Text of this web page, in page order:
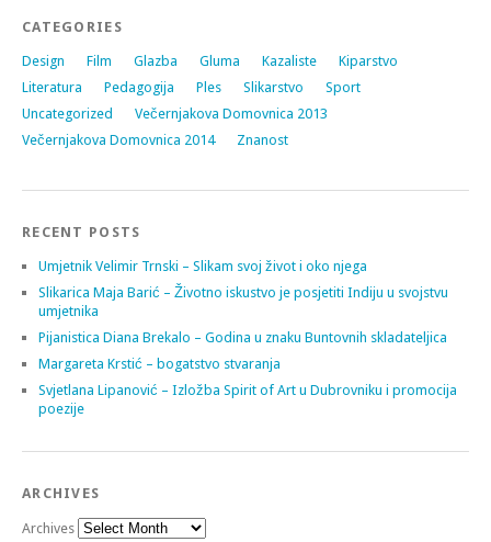
CATEGORIES
Design Film Glazba Gluma Kazaliste
Kiparstvo
Literatura
Pedagogija Ples Slikarstvo
Sport
Uncategorized
Večernjakova Domovnica 2013
Večernjakova Domovnica 2014
Znanost
RECENT POSTS
Umjetnik Velimir Trnski – Slikam svoj život i oko njega
Slikarica Maja Barić – Životno iskustvo je posjetiti Indiju u svojstvu
umjetnika
Pijanistica Diana Brekalo – Godina u znaku Buntovnih skladateljica
Margareta Krstić – bogatstvo stvaranja
Svjetlana Lipanović – Izložba Spirit of Art u Dubrovniku i promocija
poezije
ARCHIVES
Archives